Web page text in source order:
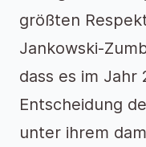
größten
Jankowski-
dass es im Jahr
Entscheidung
unter ihrem